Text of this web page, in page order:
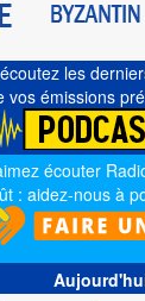
les
vos émissions
écouter
: aidez-nous à